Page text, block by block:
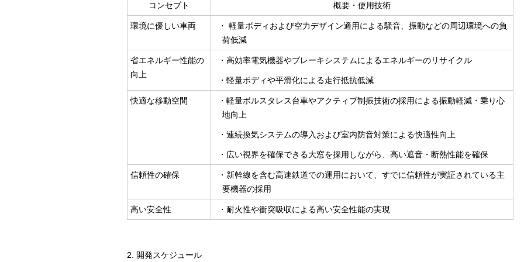
コンセプト
概要・使用技術
環境に優しい車両
・ 軽量ボディおよび空力デザイン適用による騒音、振動などの周辺環境への負
荷低減
省エネルギー性能の
向上
・高効率電気機器やブレーキシステムによるエネルギーのリサイクル
・軽量ボディや平滑化による走行抵抗低減
快適な移動空間
・軽量ボルスタレス台車やアクティブ制振技術の採用による振動軽減・乗り心
地向上
・連続換気システムの導入および室内防音対策による快適性向上
・広い視界を確保できる大窓を採用しながら、高い遮音・断熱性能を確保
信頼性の確保
・新幹線を含む高速鉄道での運用において、すでに信頼性が実証されている主
要機器の採用
高い安全性 ・耐火性や衝突吸収による高い安全性能の実現
2. 開発スケジュール